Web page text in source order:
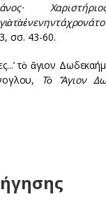
·
τὰἐνενηντάχρονά
σσ. 43-60.
τὸ ἅγιον
Τὸ Ἅγιον